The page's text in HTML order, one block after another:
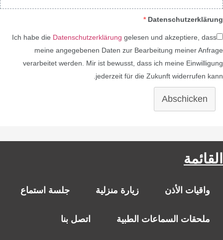
Datenschutzerklärung
*
Ich habe die Datenschutzerklärung gelesen und akzeptiere, dass
meine angegebenen Daten zur Bearbeitung meiner Anfrage
verarbeitet werden. Mir ist bewusst, dass ich meine Einwilligung
jederzeit für die Zukunft widerrufen kann.
Abschicken
القائمة
واقيات الأذن زيارة منزلية جلسة استماع
ملحقات السماعات الطبية اتصل بنا